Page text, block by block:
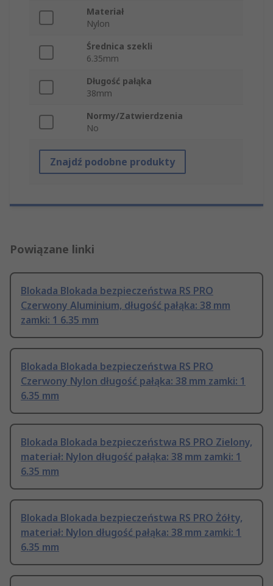
Materiał
Nylon
Średnica szekli
6.35mm
Długość pałąka
38mm
Normy/Zatwierdzenia
No
Znajdź podobne produkty
Powiązane linki
Blokada Blokada bezpieczeństwa RS PRO
Czerwony Aluminium, długość pałąka: 38 mm
zamki: 1 6.35 mm
Blokada Blokada bezpieczeństwa RS PRO
Czerwony Nylon długość pałąka: 38 mm zamki: 1
6.35 mm
Blokada Blokada bezpieczeństwa RS PRO Zielony,
materiał: Nylon długość pałąka: 38 mm zamki: 1
6.35 mm
Blokada Blokada bezpieczeństwa RS PRO Żółty,
materiał: Nylon długość pałąka: 38 mm zamki: 1
6.35 mm